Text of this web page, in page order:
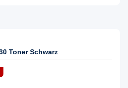
Toner Schwarz